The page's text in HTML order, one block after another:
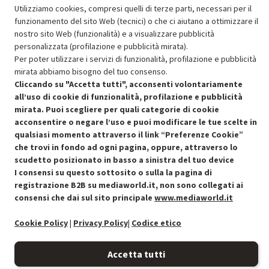
OFFERTE IMPERDIBILI
Risparmio garantito rispetto al corrispondente prodotto nuovo.
Condizioni generali di vendita
Preferenze cookie
Informativa privacy
Accessibilità
Recedere dal contratto qui
Utilizziamo cookies, compresi quelli di terze parti, necessari per il
funzionamento del sito Web (tecnici) o che ci aiutano a ottimizzare il
nostro sito Web (funzionalità) e a visualizzare pubblicità
personalizzata (profilazione e pubblicità mirata).
Per poter utilizzare i servizi di funzionalità, profilazione e pubblicità
mirata abbiamo bisogno del tuo consenso.
Cliccando su "Accetta tutti", acconsenti volontariamente
all’uso di cookie di funzionalità, profilazione e pubblicità
mirata. Puoi scegliere per quali categorie di cookie
acconsentire o negare l’uso e puoi modificare le tue scelte in
qualsiasi momento attraverso il link “Preferenze Cookie”
che trovi in fondo ad ogni pagina, oppure, attraverso lo
scudetto posizionato in basso a sinistra del tuo device
I consensi su questo sottosito o sulla la pagina di
registrazione B2B su mediaworld.it, non sono collegati ai
consensi che dai sul sito principale www.mediaworld.it
Cookie Policy| Privacy Policy| Codice etico
Accetta tutti